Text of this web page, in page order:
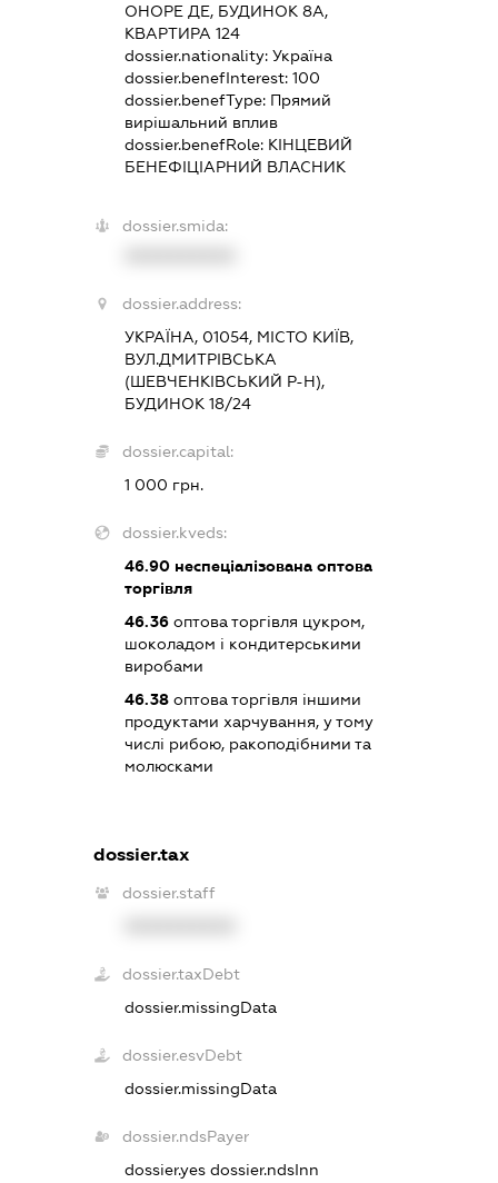
ОНОРЕ ДЕ, БУДИНОК 8А,
КВАРТИРА 124
dossier.nationality:Україна
dossier.benefInterest:100
dossier.benefType: Прямий
вирішальний вплив
dossier.benefRole: КІНЦЕВИЙ
БЕНЕФІЦІАРНИЙ ВЛАСНИК
dossier.smida:
dossier.address:
УКРАЇНА, 01054, МІСТО КИЇВ,
ВУЛ.ДМИТРІВСЬКА
(ШЕВЧЕНКІВСЬКИЙ Р-Н),
БУДИНОК 18/24
dossier.capital:
1 000 грн.
dossier.kveds:
46.90 неспеціалізована оптова
торгівля
46.36 оптова торгівля цукром,
шоколадом і кондитерськими
виробами
46.38 оптова торгівля іншими
продуктами харчування, у тому
числі рибою, ракоподібними та
молюсками
dossier.tax
dossier.staff
dossier.taxDebt
dossier.missingData
dossier.esvDebt
dossier.missingData
dossier.ndsPayer
dossier.yesdossier.ndsInn